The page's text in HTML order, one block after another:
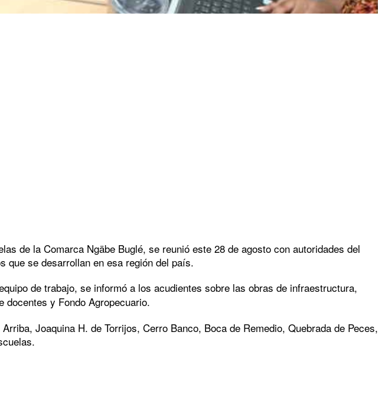
de la Comarca Ngäbe Buglé, se reunió este 28 de agosto con autoridades del
que se desarrollan en esa región del país.
de trabajo, se informó a los acudientes sobre las obras de infraestructura,
docentes y Fondo Agropecuario.
Joaquina H. de Torrijos, Cerro Banco, Boca de Remedio, Quebrada de Peces,